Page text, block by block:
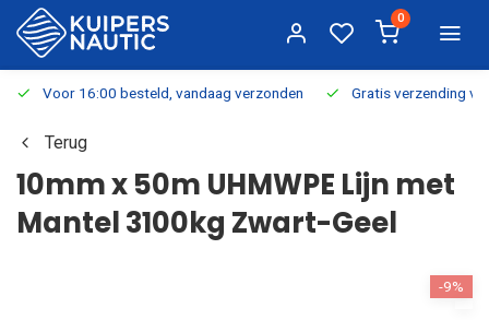
0
Voor 16:00 besteld, vandaag verzonden Gratis verzending
Terug
10mm x 50m UHMWPE Lijn met
Mantel 3100kg Zwart-Geel
-9%